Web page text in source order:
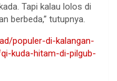
Tapi kalau lolos di
berbeda,” tutupnya.
populer-di-kalangan-
kuda-hitam-di-pilgub-